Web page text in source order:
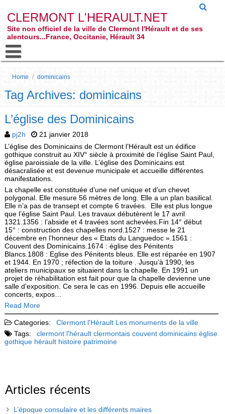
CLERMONT L'HERAULT.NET
Site non officiel de la ville de Clermont l'Hérault et de ses
alentours...France, Occitanie, Hérault 34
Home / dominicains
Tag Archives: dominicains
L’église des Dominicains
pj2h
21 janvier 2018
L’église des Dominicains de Clermont l’Hérault est un édifice
gothique construit au XIV° siècle à proximité de l’église Saint Paul,
église paroissiale de la ville. L’église des Dominicains est
désacralisée et est devenue municipale et accueille différentes
manifestations.
La chapelle est constituée d’une nef unique et d’un chevet
polygonal. Elle mesure 56 mètres de long. Elle a un plan basilical.
Elle n’a pas de transept et compte 6 travées. Elle est plus longue
que l’église Saint Paul. Les travaux débutèrent le 17 avril
1321.1356 : l’abside et 4 travées sont achevées.Fin 14° début
15° : construction des chapelles nord.1527 : messe le 21
décembre en l’honneur des « Etats du Languedoc ».1561 :
Couvent des Dominicains.1674 : église des Pénitents
Blancs.1808 : Eglise des Pénitents bleus. Elle est réparée en 1907
et 1944. En 1970 ; réfection de la toiture . Jusqu’à 1990, les
ateliers municipaux se situaient dans la chapelle. En 1991 un
projet de réhabilitation est fait pour que la chapelle devienne une
salle d’exposition. Ce sera le cas en 1996. Depuis elle accueille
concerts, expos…
Read More
Categories: Clermont l'Hérault Les monuments de la ville
Tags:
clermont l'hérault clermontais couvent dominicains église
gothique hérault histoire patrimoine
Articles récents
L’époque consulaire et les différents maires